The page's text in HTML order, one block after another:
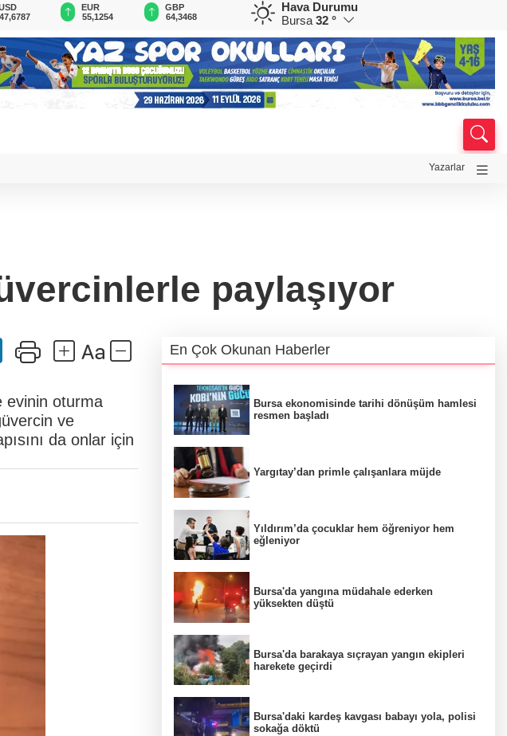
47,6787
EUR
55,1254
GBP
64,3468
CHF
59,0083
CAD
34,1883
Hava Durumu
Bursa 32 °
Yazarlar
paylaşıyor
evinin oturma
ve
da onlar için
En Çok Okunan Haberler
Bursa ekonomisinde tarihi dönüşüm hamlesi
resmen başladı
Yargıtay’dan primle çalışanlara müjde
Yıldırım’da çocuklar hem öğreniyor hem
eğleniyor
Bursa'da yangına müdahale ederken
yüksekten düştü
Bursa'da barakaya sıçrayan yangın ekipleri
harekete geçirdi
Bursa'daki kardeş kavgası babayı yola, polisi
sokağa döktü